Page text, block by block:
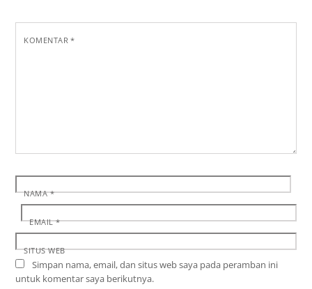
KOMENTAR*
NAMA*
EMAIL*
SITUS WEB
Simpan nama, email, dan situs web saya pada peramban ini
untuk komentar saya berikutnya.